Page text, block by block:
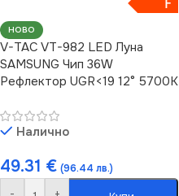
F
НОВО
V-TAC VT-982 LED Луна
SAMSUNG Чип 36W
Рефлектор UGR<19 12° 5700K
Налично
49.31 € (96.44 лв.)